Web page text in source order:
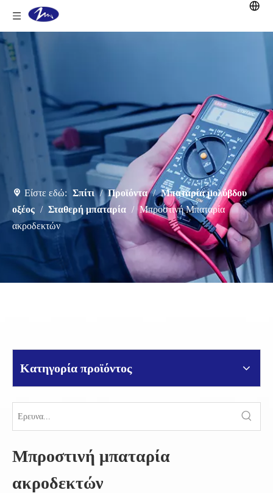
Είστε εδώ: Σπίτι / Προϊόντα / Μπαταρία μολύβδου
οξέος / Σταθερή μπαταρία / Μπροστινή Μπαταρία
ακροδεκτών
Κατηγορία προϊόντος
Μπροστινή μπαταρία
ακροδεκτών